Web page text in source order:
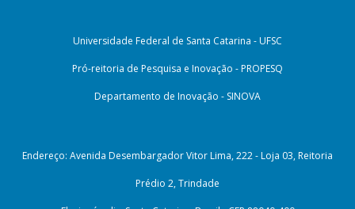
Universidade Federal de Santa Catarina - UFSC
Pró-reitoria de Pesquisa e Inovação - PROPESQ
Departamento de Inovação - SINOVA
Endereço: Avenida Desembargador Vitor Lima, 222 - Loja 03, Reitoria
Prédio 2, Trindade